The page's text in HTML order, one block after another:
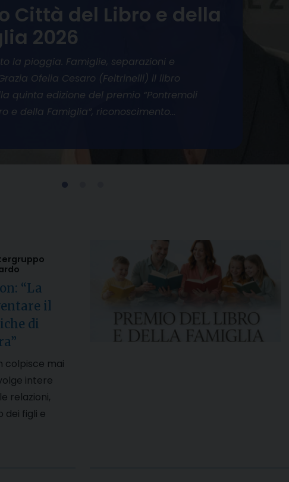
Città del Libro e della
2026
la pioggia. Famiglie, separazioni e
Ofelia Cesaro (Feltrinelli) il libro
quinta edizione del premio “Pontremoli
e della Famiglia”, riconoscimento…
“La
il
di
colpisce mai
intere
relazioni,
figli e